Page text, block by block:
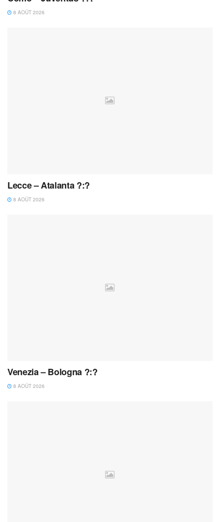
8 AOÛT 2026
Lecce – Atalanta ?:?
8 AOÛT 2026
Venezia – Bologna ?:?
8 AOÛT 2026